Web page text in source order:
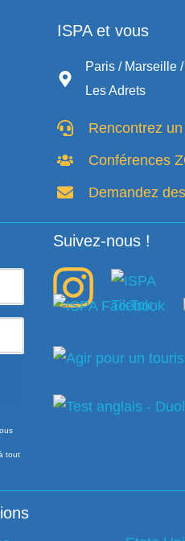
ISPA et vous
Paris / Marseille
Les Adrets
Rencontrez
Conférences
Demandez
tout
Suivez-nous !